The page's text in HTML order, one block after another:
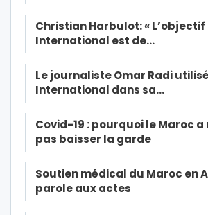
Christian Harbulot: « L’objectif
International est de…
Le journaliste Omar Radi
International dans sa…
Covid-19 : pourquoi le Maroc a
pas baisser la garde
Soutien médical du Maroc en
parole aux actes